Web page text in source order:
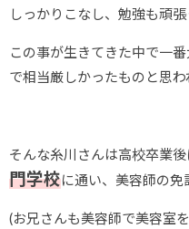
しっかりこなし、勉強も頑張
この事が生きてきた中で一
で相当厳しかったものと思わ
そんな糸川さんは高校卒業後
門学校に通い、美容師の免
(お兄さんも美容師で美容室